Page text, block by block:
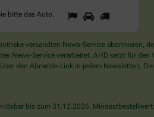
bitte das Auto.
Sind
Sie
Mensch?
Dann
wählen
Auto.
1 2
versandten News-Service abonnieren,
News-Service verarbeitet. AHD setzt für
den Abmelde-Link in jedem Newsletter).
bis zum 31.12.2026.